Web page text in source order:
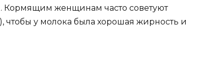
Кормящим женщинам часто советуют
чтобы у молока была хорошая жирность и